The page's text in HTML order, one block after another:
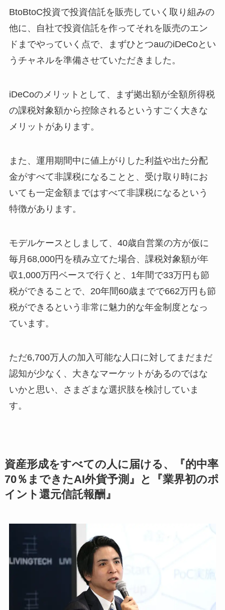
BtoBtoC投資で投資信託を販売していく取り組みの
他に、自社で投資信託を作ってそれを販売のエン
ドまでやっていく点で、まずひとつauのiDeCoとい
うチャネルを準備させていただきました。
iDeCoのメリットとして、まず拠出額が全額所得税
の課税対象額から控除されるというすごく大きな
メリットがあります。
また、運用期間中に値上がりした利益や出た分配
金がすべて非課税になることと、受け取り時にお
いても一定金額まではすべて非課税になるという
特徴があります。
モデルケースとしまして、40歳自営業の方が仮に
毎月68,000円を積み立てた場合、課税対象額が年
収1,000万円ベースで行くと、1年間で33万円も節
税ができることで、20年間60歳までで662万円も節
税ができるという非常に魅力的な年金制度となっ
ています。
ただ6,700万人の加入可能な人口に対してまだまだ
認知が少なく、大きなマーケットがあるのではな
いかと思い、さまざまな選択肢を検討していま
す。
資産形成をすべての人に届ける、『的中率
70％まできたAI外貨予測』と『業界初のポ
イント還元信託報酬』